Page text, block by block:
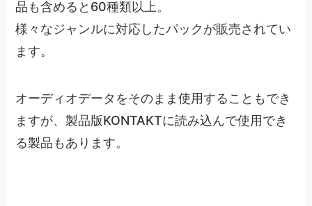
品も含めると60種類以上。
様々なジャンルに対応したパックが販売されてい
ます。
オーディオデータをそのまま使用することもでき
ますが、製品版KONTAKTに読み込んで使用でき
る製品もあります。